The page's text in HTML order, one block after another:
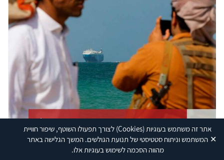
אתר זה משתמש בעוגיות(Cookies) לצורך תפעולו השוטף, שיפור חוויית
המשתמש וניתוח סטטיסטי של תנועת הגולשים. המשך הגלישה באתר
מהווה הסכמה לשימוש בעוגיות אלו.
✕